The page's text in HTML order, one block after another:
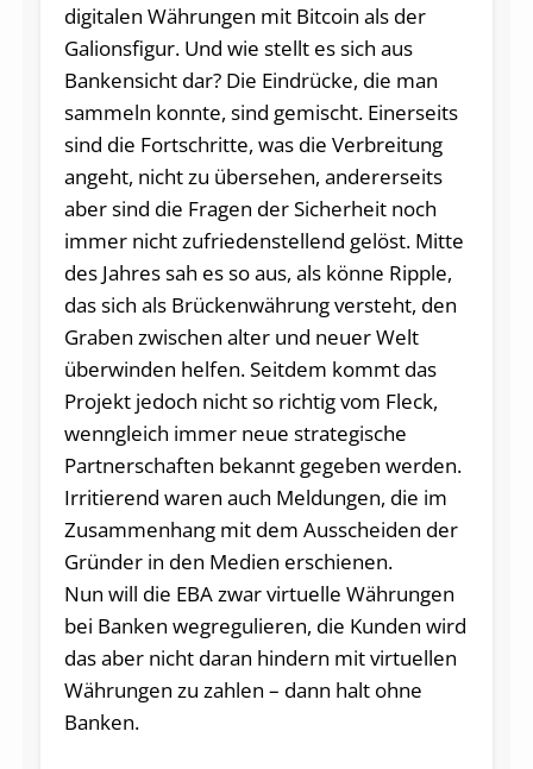
digitalen Währungen mit Bitcoin als der
Galionsfigur. Und wie stellt es sich aus
Bankensicht dar? Die Eindrücke, die man
sammeln konnte, sind gemischt. Einerseits
sind die Fortschritte, was die Verbreitung
angeht, nicht zu übersehen, andererseits
aber sind die Fragen der Sicherheit noch
immer nicht zufriedenstellend gelöst. Mitte
des Jahres sah es so aus, als könne Ripple,
das sich als Brückenwährung versteht, den
Graben zwischen alter und neuer Welt
überwinden helfen. Seitdem kommt das
Projekt jedoch nicht so richtig vom Fleck,
wenngleich immer neue strategische
Partnerschaften bekannt gegeben werden.
Irritierend waren auch Meldungen, die im
Zusammenhang mit dem Ausscheiden der
Gründer in den Medien erschienen.
Nun will die EBA zwar virtuelle Währungen
bei Banken wegregulieren, die Kunden wird
das aber nicht daran hindern mit virtuellen
Währungen zu zahlen – dann halt ohne
Banken.